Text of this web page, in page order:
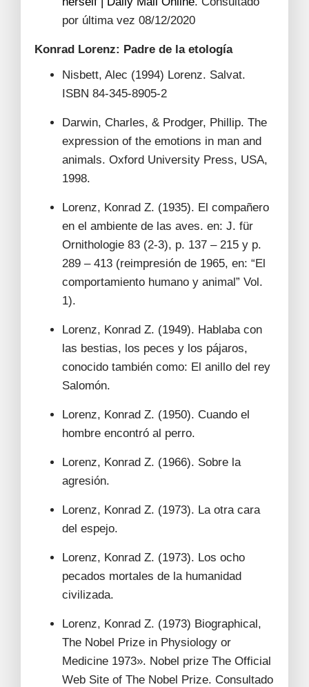
por última vez 08/12/2020
Konrad Lorenz: Padre de la etología
Nisbett, Alec (1994) Lorenz. Salvat.
ISBN 84-345-8905-2
Darwin, Charles, & Prodger, Phillip. The
expression of the emotions in man and
animals. Oxford University Press, USA,
1998.
Lorenz, Konrad Z. (1935). El compañero
en el ambiente de las aves. en: J. für
Ornithologie 83 (2-3), p. 137 – 215 y p.
289 – 413 (reimpresión de 1965, en: “El
comportamiento humano y animal” Vol.
1).
Lorenz, Konrad Z. (1949). Hablaba con
las bestias, los peces y los pájaros,
conocido también como: El anillo del rey
Salomón.
Lorenz, Konrad Z. (1950). Cuando el
hombre encontró al perro.
Lorenz, Konrad Z. (1966). Sobre la
agresión.
Lorenz, Konrad Z. (1973). La otra cara
del espejo.
Lorenz, Konrad Z. (1973). Los ocho
pecados mortales de la humanidad
civilizada.
Lorenz, Konrad Z. (1973) Biographical,
The Nobel Prize in Physiology or
Medicine 1973». Nobel prize The Official
Web Site of The Nobel Prize. Consultado